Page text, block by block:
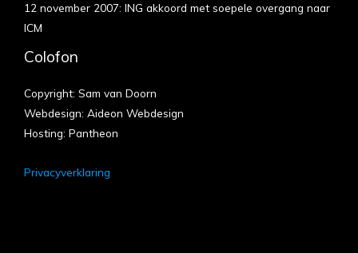
12 november 2007: ING akkoord met soepele overgang naar
ICM
Colofon
Copyright: Sam van Doorn
Webdesign: Aideon Webdesign
Hosting: Pantheon
Privacyverklaring